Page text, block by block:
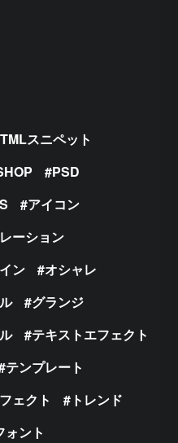
スニペット
PSD
アイコン
ーション
ン
オシャレ
グランジ
テキストエフェクト
テンプレート
ェクト
トレンド
ォント